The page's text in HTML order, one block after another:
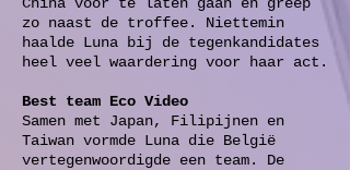
zo naast de troffee. Niettemin
haalde Luna bij de tegenkandidates
heel veel waardering voor haar act.
Best team Eco Video
Samen met Japan, Filipijnen en
Taiwan vormde Luna die België
vertegenwoordigde een team. De